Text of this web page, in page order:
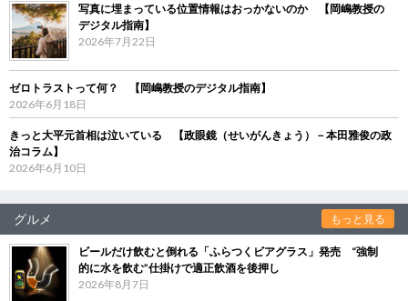
写真に埋まっている位置情報はおっかないのか 【岡嶋教授の
デジタル指南】
2026年7月22日
ゼロトラストって何？ 【岡嶋教授のデジタル指南】
2026年6月18日
きっと大平元首相は泣いている 【政眼鏡（せいがんきょう）－本田雅俊の政
治コラム】
2026年6月10日
グルメ もっと見る
ビールだけ飲むと倒れる「ふらつくビアグラス」発売 “強制
的に水を飲む”仕掛けで適正飲酒を後押し
2026年8月7日